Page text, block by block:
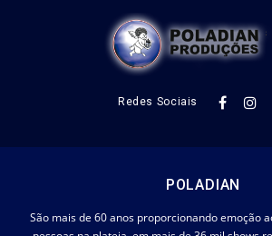
Redes Sociais
POLADIAN
São mais de 60 anos proporcionando emoção